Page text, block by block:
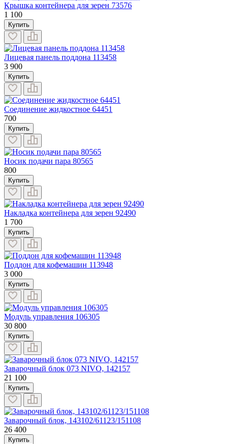
Крышка контейнера для зерен 73576
1 100
Купить
Лицевая панель поддона 113458
3 900
Купить
Соединение жидкостное 64451
700
Купить
Носик подачи пара 80565
800
Купить
Накладка контейнера для зерен 92490
1 700
Купить
Поддон для кофемашин 113948
3 000
Купить
Модуль управления 106305
30 800
Купить
Заварочный блок 073 NIVO, 142157
21 100
Купить
Заварочный блок, 143102/61123/151108
26 400
Купить